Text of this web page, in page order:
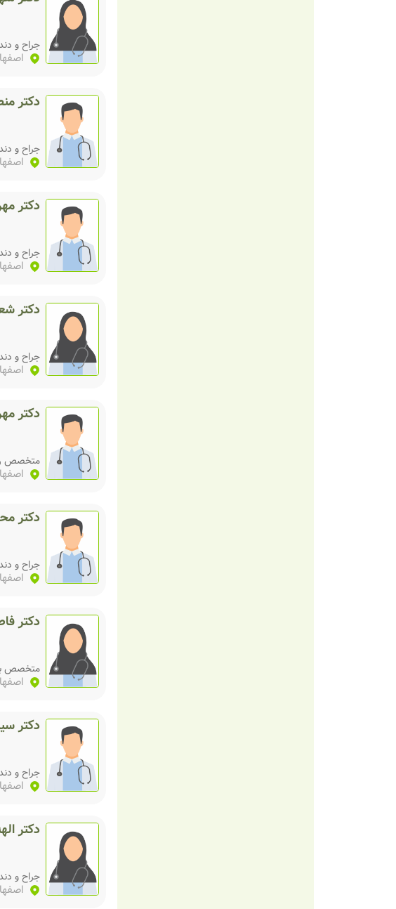
جراح و
دکتر
جراح و
دکتر
جراح و
دکتر
جراح و
دکتر
متخصص
دکتر
جراح و
دکتر
متخصص
دکتر
جراح و
دکتر
جراح و